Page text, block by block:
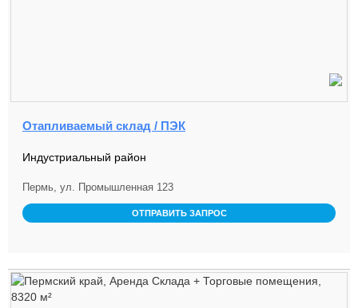
Отапливаемый склад / ПЭК
Индустриальный район
Пермь, ул. Промышленная 123
ОТПРАВИТЬ ЗАПРОС